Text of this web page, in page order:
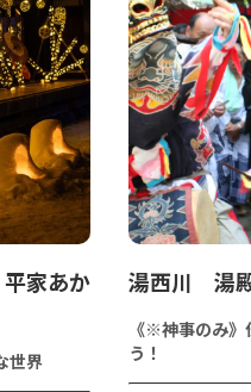
家あか
世界
湯西川 湯
《※神事のみ
う！